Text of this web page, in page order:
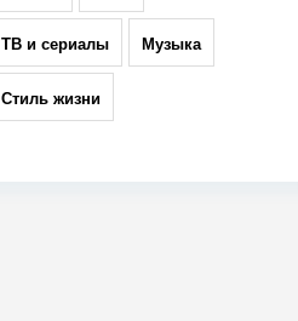
ТВ и сериалы Музыка
Стиль жизни